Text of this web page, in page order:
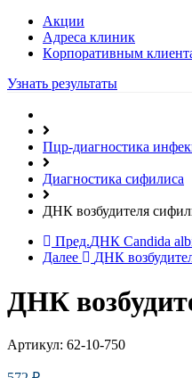
Акции
Адреса клиник
Кoрпоративным
Узнать результаты
Пцр-диагностика
Диагностика сифилиса
ДНК возбудителя
Пред.ДНК Candida
Далее
ДНК
ДНК
Артикул: 62-10-750